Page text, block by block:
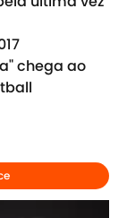
chega ao